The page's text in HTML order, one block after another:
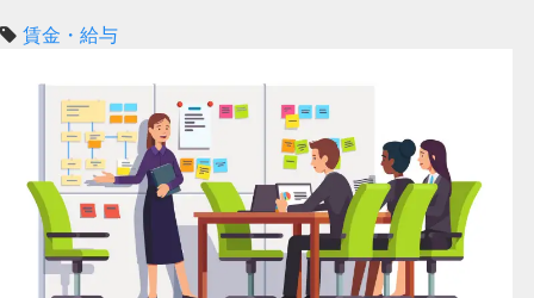
賃金・給与